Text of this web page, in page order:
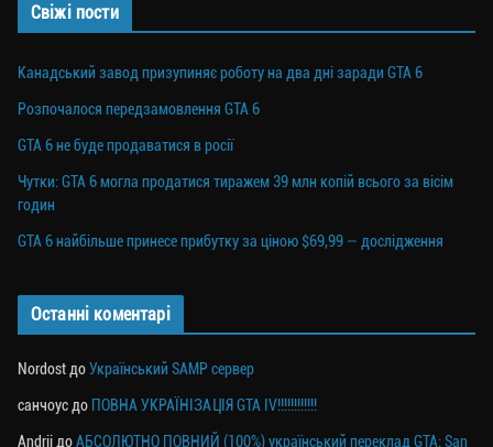
Свіжі пости
Канадський завод призупиняє роботу на два дні заради GTA 6
Розпочалося передзамовлення GTA 6
GTA 6 не буде продаватися в росії
Чутки: GTA 6 могла продатися тиражем 39 млн копій всього за вісім
годин
GTA 6 найбільше принесе прибутку за ціною $69,99 — дослідження
Останні коментарі
Nordost доУкраїнський SAMP сервер
санчоус до ПОВНА УКРАЇНІЗАЦІЯ GTA IV!!!!!!!!!!!!
Andrii доАБСОЛЮТНО ПОВНИЙ (100%) український переклад GTA: San